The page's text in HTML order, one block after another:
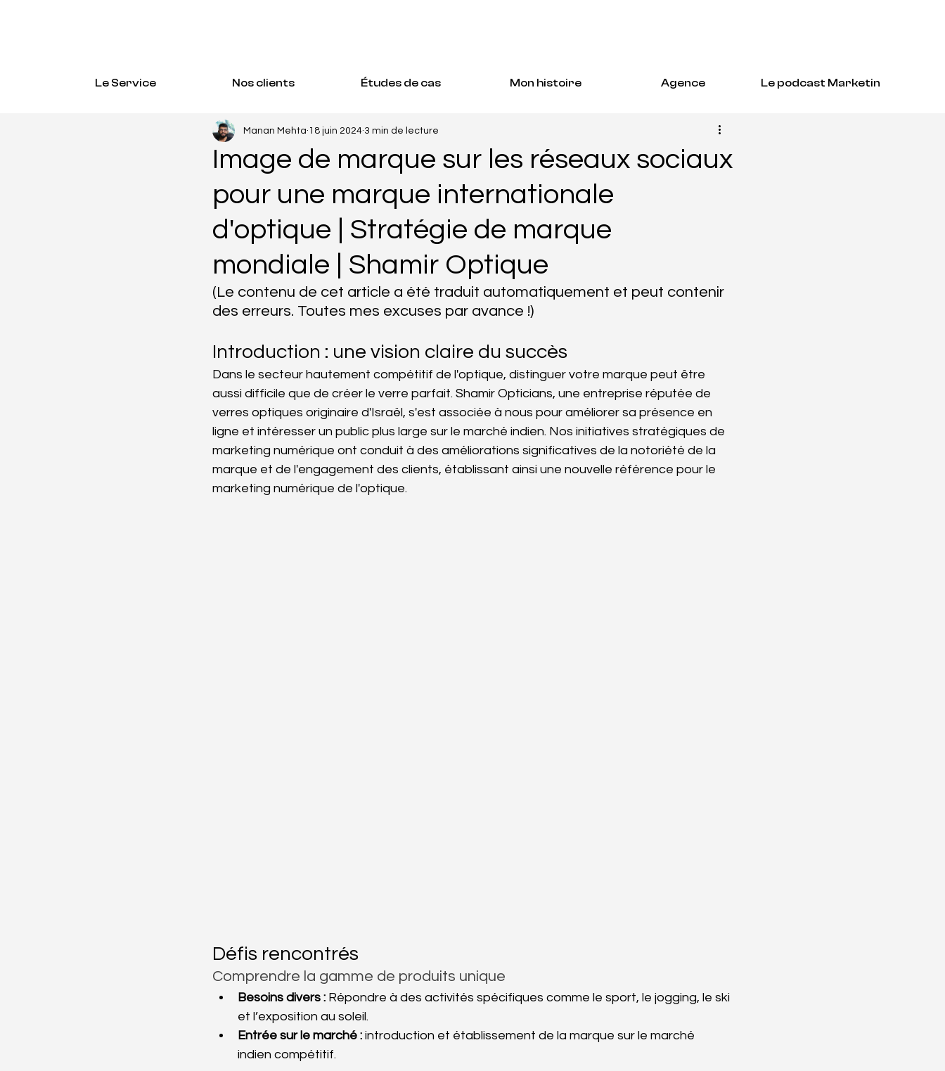
Le Service Nos clients Études de cas Mon histoire Agence Le podcast Marketin
Tous les messages
Image de marque sur les réseaux sociaux
pour une marque internationale
d'optique | Stratégie de marque
mondiale | Shamir Optique
Manan Mehta 18 juin 2024 3 min de lecture
(Le contenu de cet article a été traduit automatiquement et peut contenir
des erreurs. Toutes mes excuses par avance !)
Introduction : une vision claire du succès
Dans le secteur hautement compétitif de l'optique, distinguer votre marque peut être
aussi difficile que de créer le verre parfait. Shamir Opticians, une entreprise réputée de
verres optiques originaire d'Israël, s'est associée à nous pour améliorer sa présence en
ligne et intéresser un public plus large sur le marché indien. Nos initiatives stratégiques de
marketing numérique ont conduit à des améliorations significatives de la notoriété de la
marque et de l'engagement des clients, établissant ainsi une nouvelle référence pour le
marketing numérique de l'optique.
Défis rencontrés
Comprendre la gamme de produits unique
Besoins divers : Répondre à des activités spécifiques comme le sport, le jogging, le ski
et l’exposition au soleil.
Entrée sur le marché : introduction et établissement de la marque sur le marché
indien compétitif.